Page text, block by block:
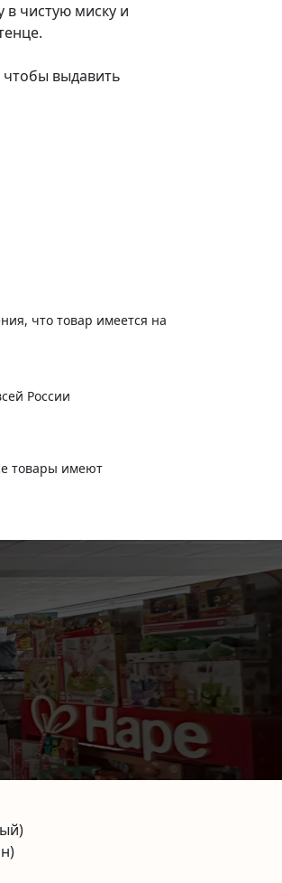
чистую миску и
чтобы выдавить
что товар имеется на
России
товары имеют